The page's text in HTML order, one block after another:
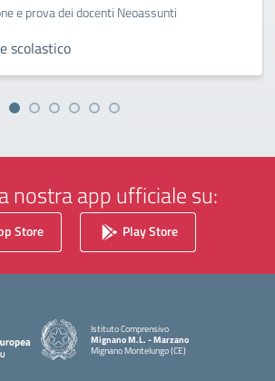
e prova dei docenti Neoassunti
scolastico
nostra app ufficiale su:
Store Play Store
Istituto Comprensivo
Mignano M.L. - Marzano
Mignano Montelungo (CE)
— Visita la pagina iniziale della scuola